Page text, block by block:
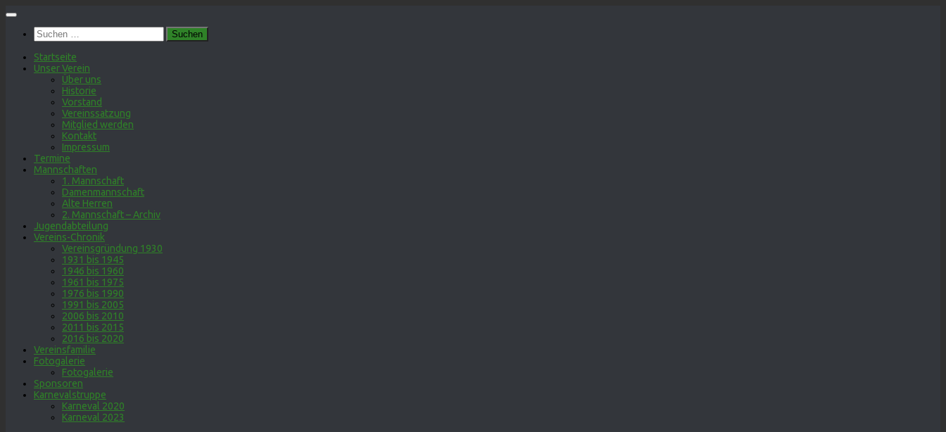
Zum
springenSuchen
nach:
Startseite
Unser Verein
Über uns
Historie
Vorstand
Vereinssatzung
Mitglied werden
Kontakt
Impressum
Termine
Mannschaften
1. Mannschaft
Damenmannschaft
Alte Herren
2. Mannschaft – Archiv
Jugendabteilung
Vereins-Chronik
Vereinsgründung 1930
1931 bis 1945
1946 bis 1960
1961 bis 1975
1976 bis 1990
1991 bis 2005
2006 bis 2010
2011 bis 2015
2016 bis 2020
Vereinsfamilie
Fotogalerie
Fotogalerie
Sponsoren
Karnevalstruppe
Karneval 2020
Karneval 2023